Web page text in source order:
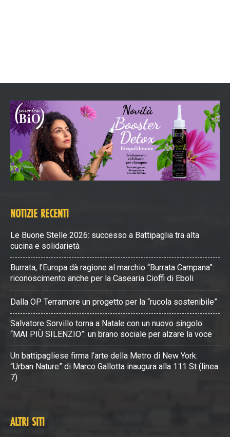
NOTIZIE RECENTI
Le Buone Stelle 2026: successo a Battipaglia tra alta
cucina e solidarietà
Burrata, l’Europa dà ragione al marchio “Burrata Campana”:
riconoscimento anche per la Casearia Cioffi di Eboli
Dalla OP Terramore un progetto per la “rucola sostenibile”
Salvatore Sorvillo torna a Natale con un nuovo singolo
“MAI PIÙ SILENZIO”: un brano sociale per alzare la voce
Un battipagliese firma l’arte della Metro di New York:
“Urban Nature” di Marco Gallotta inaugura alla 111 St (linea
7)
ALTRI SITI